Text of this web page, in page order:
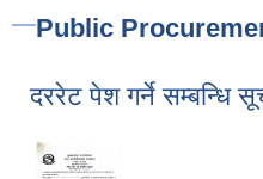
Public
दररेट पेश गर्ने सम्बन्धि